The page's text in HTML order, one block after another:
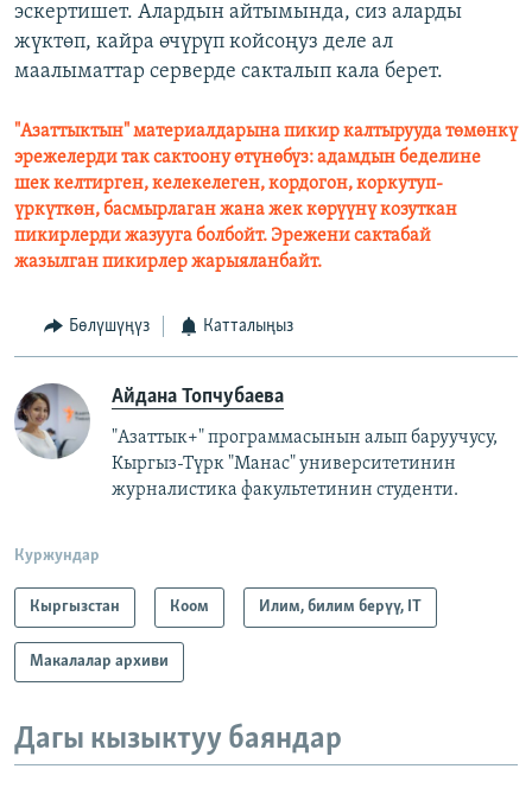
эскертишет. Алардын айтымында, сиз аларды
жүктөп, кайра өчүрүп койсоңуз деле ал
маалыматтар серверде сакталып кала берет.
"Азаттыктын" материалдарына пикир калтырууда төмөнкү
эрежелерди так сактоону өтүнөбүз: адамдын беделине
шек келтирген, келекелеген, кордогон, коркутуп-
үркүткөн, басмырлаган жана жек көрүүнү козуткан
пикирлерди жазууга болбойт. Эрежени сактабай
жазылган пикирлер жарыяланбайт.
Бөлүшүңүз Катталыңыз
Айдана Топчубаева
"Азаттык+" программасынын алып баруучусу,
Кыргыз-Түрк "Манас" университетинин
журналистика факультетинин студенти.
Куржундар
Кыргызстан Коом Илим, билим берүү, IT
Макалалар архиви
Дагы кызыктуу баяндар